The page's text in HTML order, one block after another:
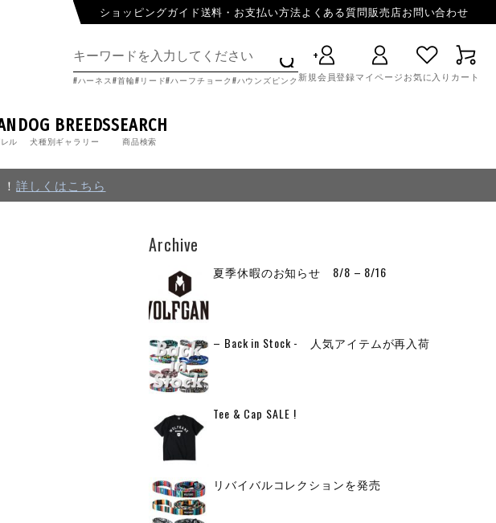
ショッピングガイド送料・お支払い方法よくある質問販売店お問い合わせ
ハーネス 首輪 リード ハーフチョーク ハウンズピンク新規会員登録マイページお気に入り カート
ル
DOG BREEDS
犬種別ギャラリー
SEARCH
商品検索
！詳しくはこちら
Archive
夏季休暇のお知らせ 8/8 – 8/16
– Back in Stock - 人気アイテムが再入荷
Tee & Cap SALE !
リバイバルコレクションを発売